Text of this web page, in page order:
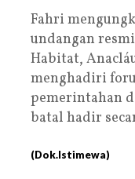
Fahri
undangan
Habitat,
menghadiri
pemerintahan
batal hadir
(Dok.Istimewa)